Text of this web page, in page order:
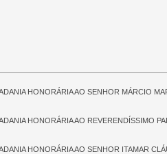
HONORÁRIA AO SENHOR MÁRCIO
HONORÁRIA AO REVERENDÍSSIMO
HONORÁRIA AO SENHOR ITAMAR